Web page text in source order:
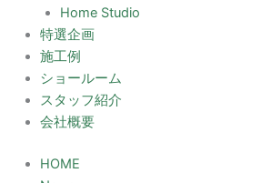
Home Studio
特選企画
施工例
ショールーム
スタッフ紹介
会社概要
HOME